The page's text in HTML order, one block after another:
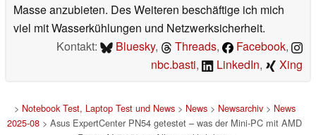
Masse anzubieten. Des Weiteren beschäftige ich mich
viel mit Wasserkühlungen und Netzwerksicherheit.
Kontakt:
Bluesky, Threads, Facebook,
nbc.basti, LinkedIn, Xing
> Notebook Test, Laptop Test und News> News> Newsarchiv> News
2025-08 > Asus ExpertCenter PN54 getestet – was der Mini-PC mit AMD